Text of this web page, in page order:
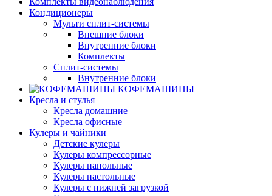
Кондиционеры
Мульти сплит-системы
Внешние блоки
Внутренние блоки
Комплекты
Сплит-системы
Внутренние блоки
КОФЕМАШИНЫ
Кресла и стулья
Кресла домашние
Кресла офисные
Кулеры и чайники
Детские кулеры
Кулеры компрессорные
Кулеры напольные
Кулеры настольные
Кулеры с нижней загрузкой